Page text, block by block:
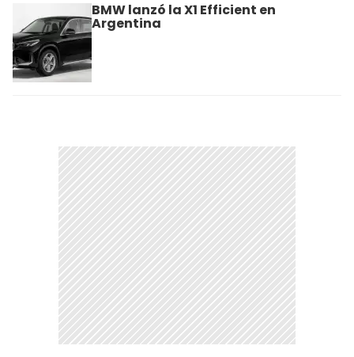
BMW lanzó la X1 Efficient en
Argentina